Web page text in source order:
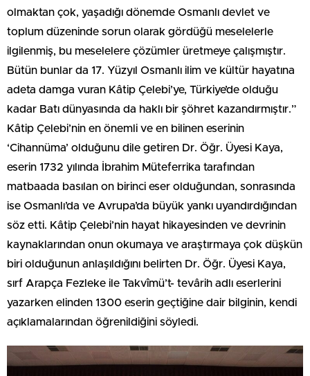
olmaktan çok, yaşadığı dönemde Osmanlı devlet ve
toplum düzeninde sorun olarak gördüğü meselelerle
ilgilenmiş, bu meselelere çözümler üretmeye çalışmıştır.
Bütün bunlar da 17. Yüzyıl Osmanlı ilim ve kültür hayatına
adeta damga vuran Kâtip Çelebi’ye, Türkiye’de olduğu
kadar Batı dünyasında da haklı bir şöhret kazandırmıştır.”
Kâtip Çelebi’nin en önemli ve en bilinen eserinin
‘Cihannüma’ olduğunu dile getiren Dr. Öğr. Üyesi Kaya,
eserin 1732 yılında İbrahim Müteferrika tarafından
matbaada basılan on birinci eser olduğundan, sonrasında
ise Osmanlı’da ve Avrupa’da büyük yankı uyandırdığından
söz etti. Kâtip Çelebi’nin hayat hikayesinden ve devrinin
kaynaklarından onun okumaya ve araştırmaya çok düşkün
biri olduğunun anlaşıldığını belirten Dr. Öğr. Üyesi Kaya,
sırf Arapça Fezleke ile Takvîmü’t- tevârih adlı eserlerini
yazarken elinden 1300 eserin geçtiğine dair bilginin, kendi
açıklamalarından öğrenildiğini söyledi.